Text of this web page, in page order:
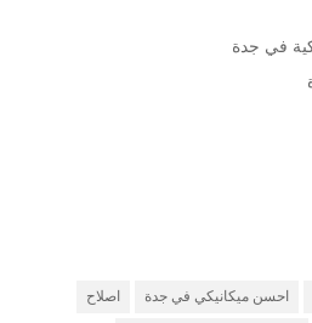
في جدة
احسن ميكانيكي في جدة اصلاح